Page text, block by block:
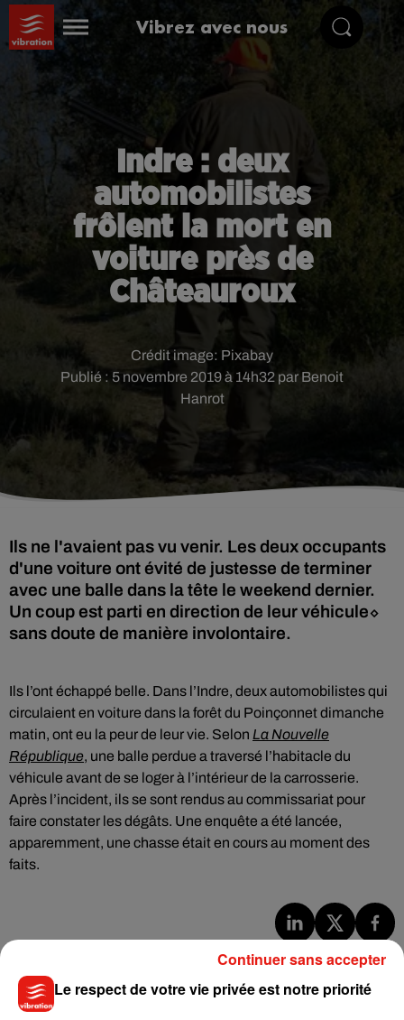
Vibrez avec nous
Indre : deux
automobilistes
frôlent la mort en
voiture près de
Châteauroux
Publié : 5 novembre 2019 à 14h32 par Benoit
Hanrot
Crédit image: Pixabay
Ils ne l'avaient pas vu venir. Les deux occupants
d'une voiture ont évité de justesse de terminer
avec une balle dans la tête le weekend dernier.
Un coup est parti en direction de leur véhicule⬦
sans doute de manière involontaire.
Ils l’ont échappé belle. Dans l’Indre, deux automobilistes qui
circulaient en voiture dans la forêt du Poinçonnet dimanche
matin, ont eu la peur de leur vie. Selon La Nouvelle
République, une balle perdue a traversé l’habitacle du
véhicule avant de se loger à l’intérieur de la carrosserie.
Après l’incident, ils se sont rendus au commissariat pour
faire constater les dégâts. Une enquête a été lancée,
apparemment, une chasse était en cours au moment des
faits.
Le respect de votre vie privée est notre priorité
Continuer sans accepter